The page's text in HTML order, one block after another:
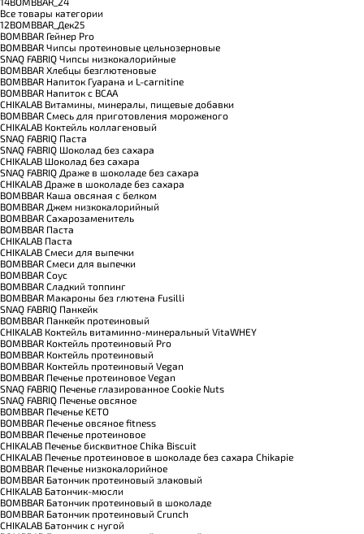
Все товары категории
12BOMBBAR_Дек25
BOMBBAR Гейнер Pro
BOMBBAR Чипсы протеиновые цельнозерновые
SNAQ FABRIQ Чипсы низкокалорийные
BOMBBAR Хлебцы безглютеновые
BOMBBAR Напиток Гуарана и L-carnitine
BOMBBAR Напиток с BCAA
CHIKALAB Витамины, минералы, пищевые добавки
BOMBBAR Смесь для приготовления мороженого
CHIKALAB Коктейль коллагеновый
SNAQ FABRIQ Паста
SNAQ FABRIQ Шоколад без сахара
CHIKALAB Шоколад без сахара
SNAQ FABRIQ Драже в шоколаде без сахара
CHIKALAB Драже в шоколаде без сахара
BOMBBAR Каша овсяная с белком
BOMBBAR Джем низкокалорийный
BOMBBAR Сахарозаменитель
BOMBBAR Паста
CHIKALAB Паста
CHIKALAB Смеси для выпечки
BOMBBAR Смеси для выпечки
BOMBBAR Соус
BOMBBAR Сладкий топпинг
BOMBBAR Макароны без глютена Fusilli
SNAQ FABRIQ Панкейк
BOMBBAR Панкейк протеиновый
CHIKALAB Коктейль витаминно-минеральный VitaWHEY
BOMBBAR Коктейль протеиновый Pro
BOMBBAR Коктейль протеиновый
BOMBBAR Коктейль протеиновый Vegan
BOMBBAR Печенье протеиновое Vegan
SNAQ FABRIQ Печенье глазированное Cookie Nuts
SNAQ FABRIQ Печенье овсяное
BOMBBAR Печенье KETO
BOMBBAR Печенье овсяное fitness
BOMBBAR Печенье протеиновое
CHIKALAB Печенье бисквитное Chika Biscuit
CHIKALAB Печенье протеиновое в шоколаде без сахара Chikapie
BOMBBAR Печенье низкокалорийное
BOMBBAR Батончик протеиновый злаковый
CHIKALAB Батончик-мюсли
BOMBBAR Батончик протеиновый в шоколаде
BOMBBAR Батончик протеиновый Crunch
CHIKALAB Батончик с нугой